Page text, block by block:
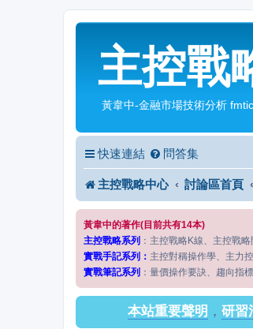
主控戰
黃韋中-金融市場技術分析
快速連結 問答集
主控戰略中心 討論區首頁
黃韋中的著作(目前共有14本)
主控戰略系列 ：主控戰略K線、主控戰
實戰手記系列： 主控對稱操作學、主力
實戰筆記系列 ：量價操作要訣、趨向指
本站重要聲明 ， 研習